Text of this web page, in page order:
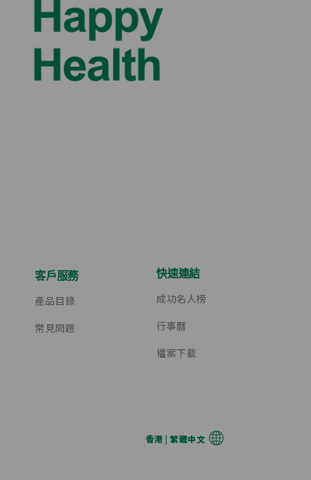
客戶服務
產品目錄
常見問題
快速連結
成功名人榜
行事曆
檔案下載
香港 | 繁體中文